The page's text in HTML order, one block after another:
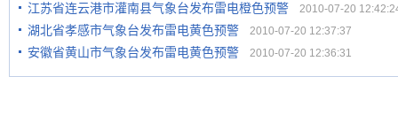
江苏省连云港市灌南县气象台发布雷电橙色预警 2010-07-20
湖北省孝感市气象台发布雷电黄色预警 2010-07-20 12:37:37
安徽省黄山市气象台发布雷电黄色预警 2010-07-20 12:36:31